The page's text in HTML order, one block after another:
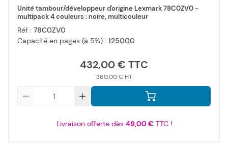
Unité tambour/développeur d'origine Lexmark 78C0ZV0 -
multipack 4 couleurs : noire, multicouleur
Réf : 78C0ZV0
Capacité en pages (à 5%) : 125000
432,00 €
360,00 €
Livraison offerte dès 49,00 €TTC !